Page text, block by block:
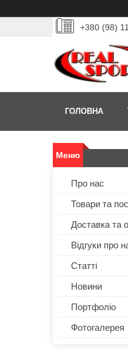
+380 (98)
ГОЛОВНА
Про нас
Товари та
Доставка та
Відгуки про
Статті
Новини
Портфоліо
Фотогалерея